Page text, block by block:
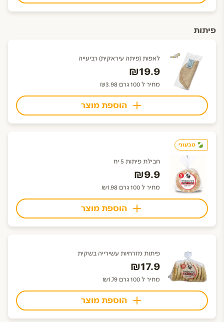
פיתות
לאפות (פיתה עיראקית) רביעייה
₪19.9
מחיר ל 100 גרם ₪3.98
הוספת מוצר
טבעוני
חבילת פיתות 5 יח
₪9.9
מחיר ל 100 גרם ₪1.98
הוספת מוצר
פיתות מזרחיות עשירייה בשקית
₪17.9
מחיר ל 100 גרם ₪1.79
הוספת מוצר